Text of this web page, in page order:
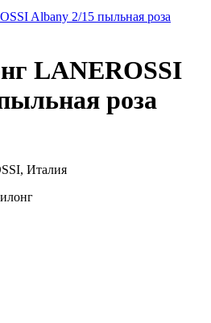
LANEROSSI
роза
Италия